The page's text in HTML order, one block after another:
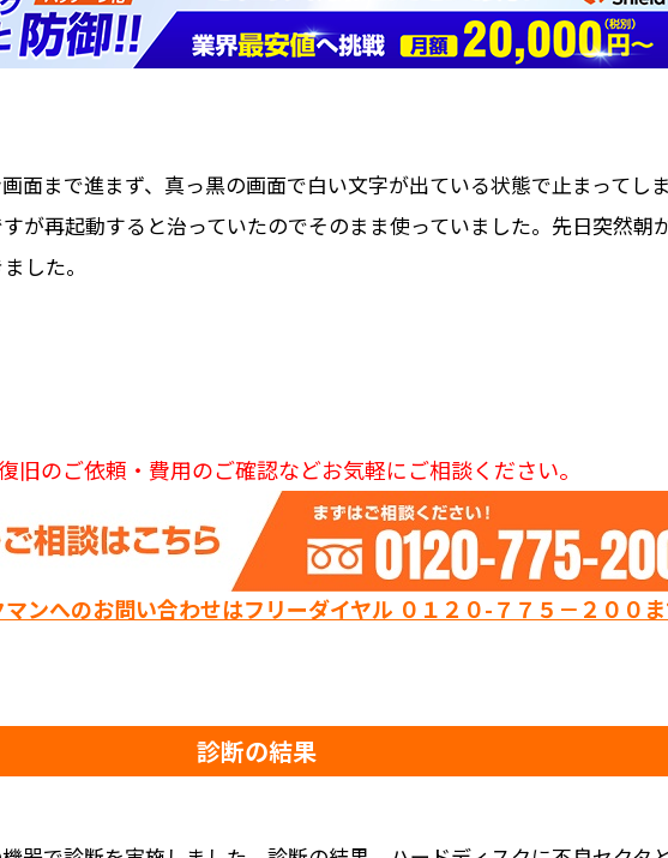
面まで進まず、真っ黒の画面で白い文字が出ている状態で止まってし
が再起動すると治っていたのでそのまま使っていました。先日突然朝
した。
旧のご依頼・費用のご確認などお気軽にご相談ください。
ンへのお問い合わせはフリーダイヤル ０１２０-７７５－２００ま
診断の結果